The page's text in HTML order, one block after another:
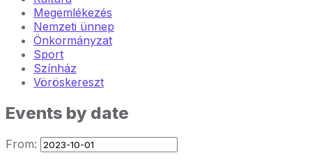
Megemlékezés
Nemzeti ünnep
Önkormányzat
Sport
Színház
Vöröskereszt
Events by date
From: